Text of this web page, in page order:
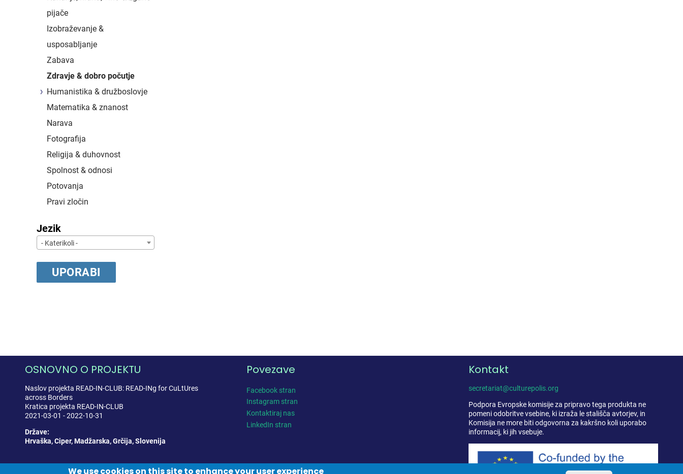
pijače
Izobraževanje &
usposabljanje
Zabava
Zdravje & dobro počutje
Humanistika & družboslovje
Matematika & znanost
Narava
Fotografija
Religija & duhovnost
Spolnost & odnosi
Potovanja
Pravi zločin
Jezik
- Katerikoli -
OSNOVNO O PROJEKTU
Naslov projekta READ-IN-CLUB: READ-INg for CuLtUres
across Borders
Kratica projekta READ-IN-CLUB
2021-03-01 - 2022-10-31
Države:
Hrvaška, Ciper, Madžarska, Grčija, Slovenija
Povezave
Facebook stran
Instagram stran
Kontaktiraj nas
LinkedIn stran
Kontakt
secretariat@culturepolis.org
Podpora Evropske komisije za pripravo tega produkta ne
pomeni odobritve vsebine, ki izraža le stališča avtorjev, in
Komisija ne more biti odgovorna za kakršno koli uporabo
informacij, ki jih vsebuje.
We use cookies on this site to enhance your user experience